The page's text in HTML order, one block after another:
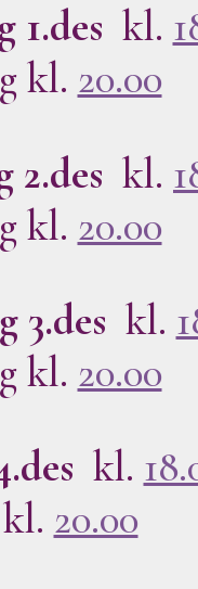
1.des kl.
kl. 20.00
2.des kl.
kl. 20.00
3.des kl.
kl. 20.00
kl.
kl. 20.00